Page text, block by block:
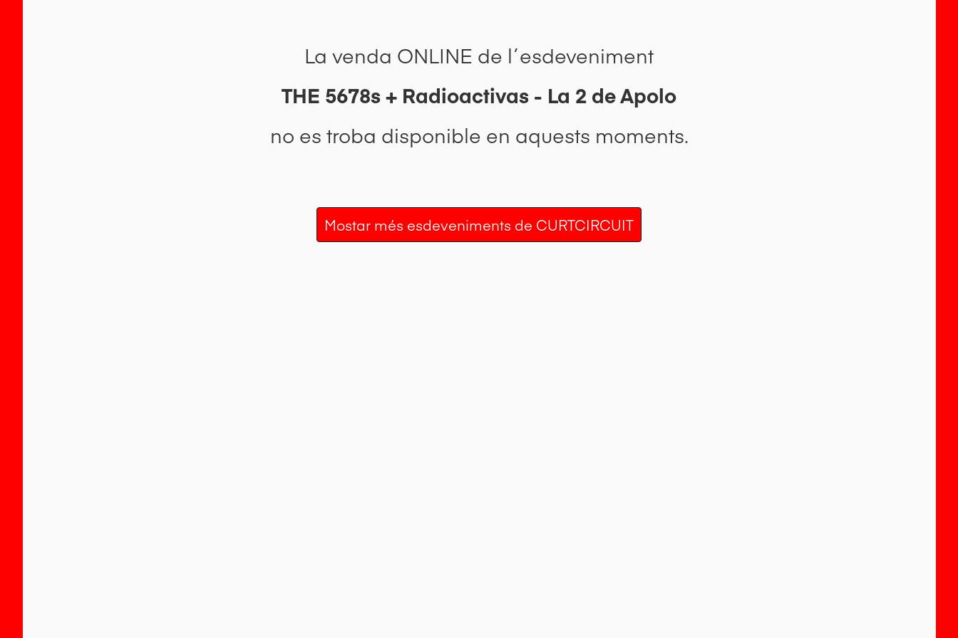
La venda ONLINE de l´esdeveniment
THE 5678s + Radioactivas - La 2 de Apolo
no es troba disponible en aquests moments.
Mostar més esdeveniments de CURTCIRCUIT